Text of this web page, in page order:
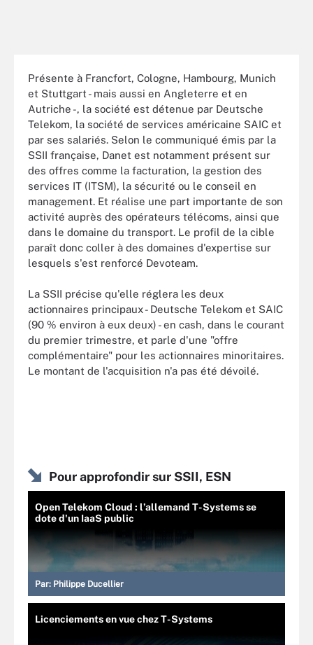
Présente à Francfort, Cologne, Hambourg, Munich
et Stuttgart - mais aussi en Angleterre et en
Autriche -, la société est détenue par Deutsche
Telekom, la société de services américaine SAIC et
par ses salariés. Selon le communiqué émis par la
SSII française, Danet est notamment présent sur
des offres comme la facturation, la gestion des
services IT (ITSM), la sécurité ou le conseil en
management. Et réalise une part importante de son
activité auprès des opérateurs télécoms, ainsi que
dans le domaine du transport. Le profil de la cible
paraît donc coller à des domaines d'expertise sur
lesquels s'est renforcé Devoteam.
La SSII précise qu'elle réglera les deux
actionnaires principaux - Deutsche Telekom et SAIC
(90 % environ à eux deux) - en cash, dans le courant
du premier trimestre, et parle d'une "offre
complémentaire" pour les actionnaires minoritaires.
Le montant de l'acquisition n'a pas été dévoilé.
Pour approfondir sur SSII, ESN
Open Telekom Cloud : l’allemand T-Systems se
dote d'un IaaS public
Par: Philippe Ducellier
Licenciements en vue chez T-Systems